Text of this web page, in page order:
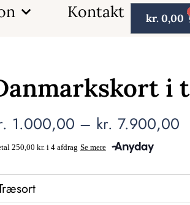
Kontakt kr. 0,00
i
1.000,00 – kr. 7.900,00